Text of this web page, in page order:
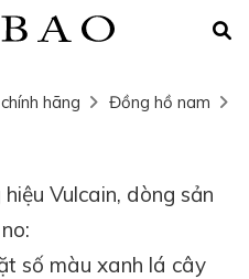
hãng
Đồng hồ nam
Vulcain, dòng sản
số màu xanh lá cây